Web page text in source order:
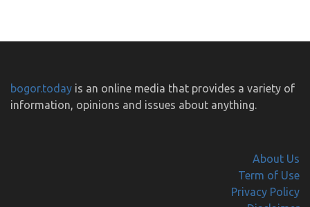
bogor.today is an online media that provides a variety of
information, opinions and issues about anything.
About Us
Term of Use
Privacy Policy